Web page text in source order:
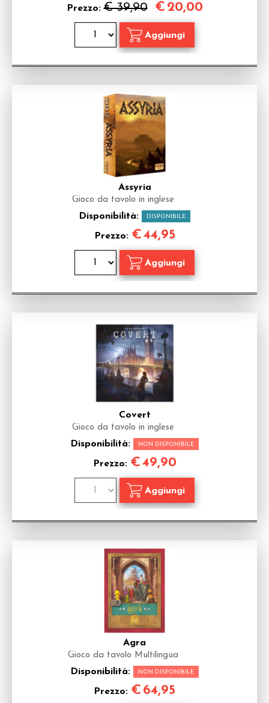
Prezzo:€ 39,90 € 20,00
Assyria
Gioco da tavolo in inglese
Disponibilità: DISPONIBILE
Prezzo: €44,95
Covert
Gioco da tavolo in inglese
Disponibilità: NON DISPONIBILE
Prezzo: €49,90
Agra
Gioco da tavolo Multilingua
Disponibilità: NON DISPONIBILE
Prezzo: € 64,95